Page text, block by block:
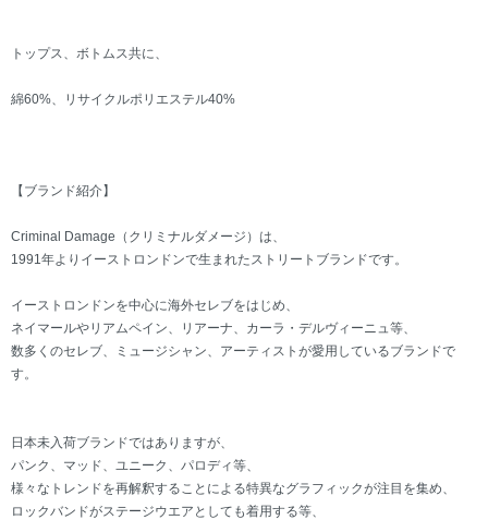
トップス、ボトムス共に、
綿60%、リサイクルポリエステル40%
【ブランド紹介】
Criminal Damage（クリミナルダメージ）は、
1991年よりイーストロンドンで生まれたストリートブランドです。
イーストロンドンを中心に海外セレブをはじめ、
ネイマールやリアムペイン、リアーナ、カーラ・デルヴィーニュ等、
数多くのセレブ、ミュージシャン、アーティストが愛用しているブランドで
す。
日本未入荷ブランドではありますが、
パンク、マッド、ユニーク、パロディ等、
様々なトレンドを再解釈することによる特異なグラフィックが注目を集め、
ロックバンドがステージウエアとしても着用する等、